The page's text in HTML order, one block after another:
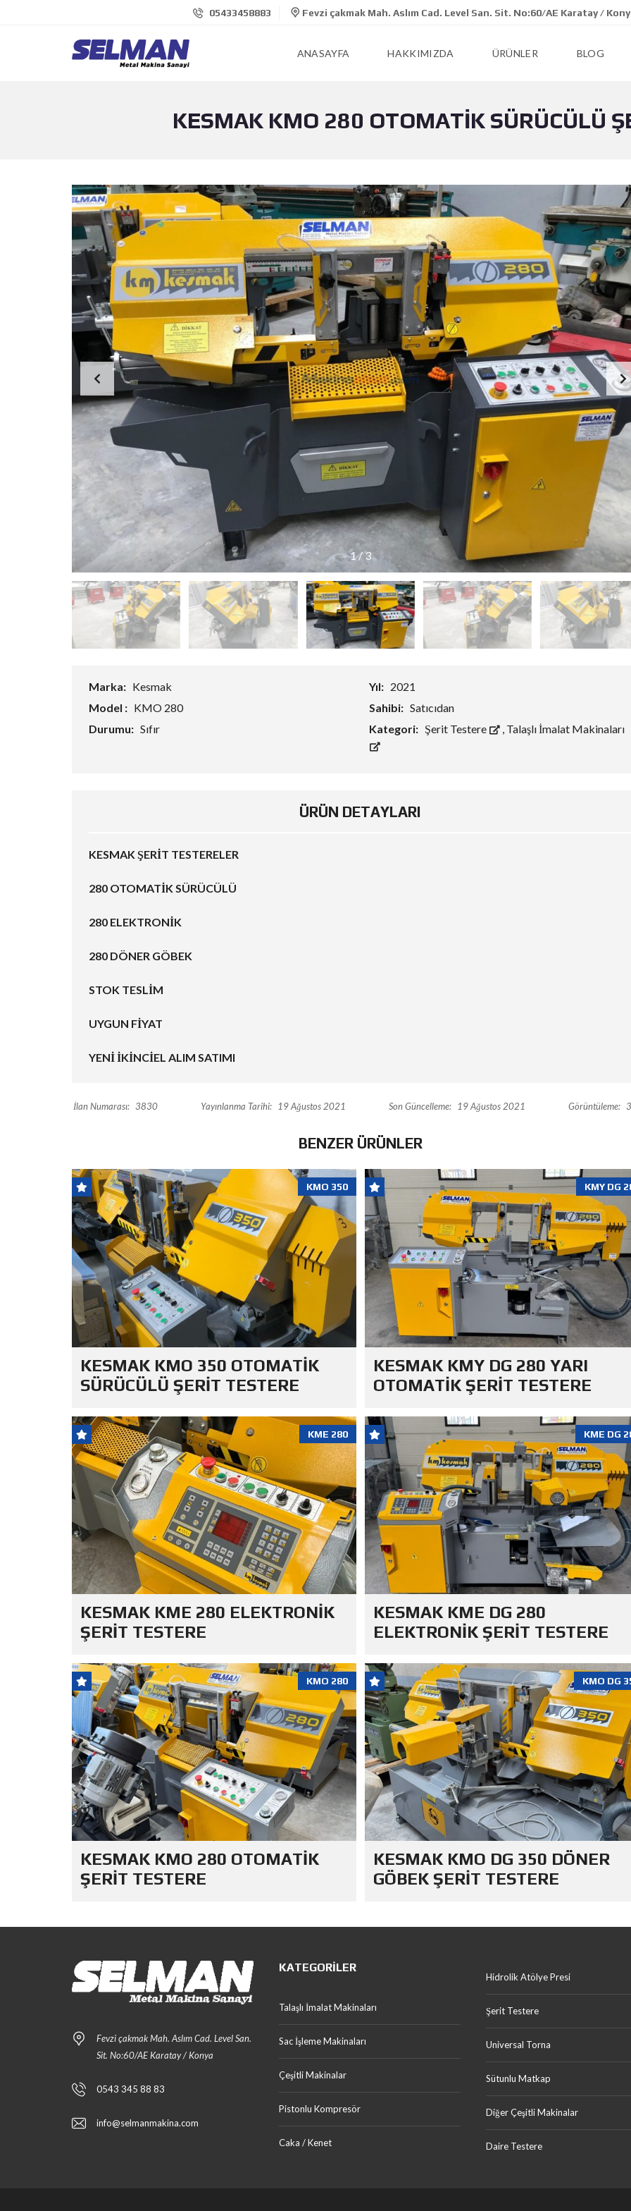
05433458883 Fevzi çakmak Mah. Aslım Cad. Level San. Sit. No:60/AE Karatay /
ANASAYFA HAKKIMIZDA ÜRÜNLER BLOG
KESMAK KMO 280 OTOMATİK SÜRÜCÜLÜ
1/3
Marka: Kesmak Yıl: 2021
Model : KMO 280 Sahibi: Satıcıdan
Durumu: Sıfır Kategori: Şerit Testere , Talaşlı İmalat Makinaları
ÜRÜN DETAYLARI
KESMAK ŞERİT TESTERELER
280 OTOMATİK SÜRÜCÜLÜ
280 ELEKTRONİK
280 DÖNER GÖBEK
STOK TESLİM
UYGUN FİYAT
YENİ İKİNCİEL ALIM SATIMI
İlan Numarası: 3830 Yayınlanma Tarihi: 19 Ağustos 2021 Son Güncelleme: 19 Ağustos 2021 Görüntüleme:
BENZER ÜRÜNLER
KMO 350
KESMAK KMO 350 OTOMATİK
SÜRÜCÜLÜ ŞERİT TESTERE
KMY DG
KESMAK KMY DG 280 YARI
OTOMATİK ŞERİT TESTERE
KME 280
KESMAK KME 280 ELEKTRONİK
ŞERİT TESTERE
KME DG
KESMAK KME DG 280
ELEKTRONİK ŞERİT TESTERE
KMO 280
KESMAK KMO 280 OTOMATİK
ŞERİT TESTERE
KMO DG
KESMAK KMO DG 350 DÖNER
GÖBEK ŞERİT TESTERE
Fevzi çakmak Mah. Aslım Cad. Level San.
Sit. No:60/AE Karatay / Konya
0543 345 88 83
info@selmanmakina.com
KATEGORILER
Talaşlı İmalat Makinaları
Sac İşleme Makinaları
Çeşitli Makinalar
Pistonlu Kompresör
Caka / Kenet
Hidrolik Atölye Presi
Şerit Testere
Universal Torna
Sütunlu Matkap
Diğer Çeşitli Makinalar
Daire Testere